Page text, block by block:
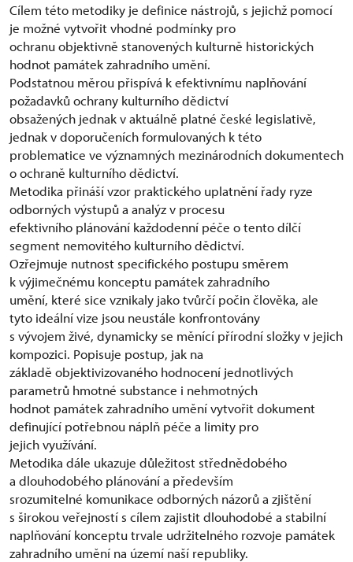
Cílem této metodiky je definice nástrojů, s jejichž pomocí
je možné vytvořit vhodné podmínky pro
ochranu objektivně stanovených kulturně historických
hodnot památek zahradního umění.
Podstatnou měrou přispívá k efektivnímu naplňování
požadavků ochrany kulturního dědictví
obsažených jednak v aktuálně platné české legislativě,
jednak v doporučeních formulovaných k této
problematice ve významných mezinárodních dokumentech
o ochraně kulturního dědictví.
Metodika přináší vzor praktického uplatnění řady ryze
odborných výstupů a analýz v procesu
efektivního plánování každodenní péče o tento dílčí
segment nemovitého kulturního dědictví.
Ozřejmuje nutnost specifického postupu směrem
k výjimečnému konceptu památek zahradního
umění, které sice vznikaly jako tvůrčí počin člověka, ale
tyto ideální vize jsou neustále konfrontovány
s vývojem živé, dynamicky se měnící přírodní složky v jejich
kompozici. Popisuje postup, jak na
základě objektivizovaného hodnocení jednotlivých
parametrů hmotné substance i nehmotných
hodnot památek zahradního umění vytvořit dokument
definující potřebnou náplň péče a limity pro
jejich využívání.
Metodika dále ukazuje důležitost střednědobého
a dlouhodobého plánování a především
srozumitelné komunikace odborných názorů a zjištění
s širokou veřejností s cílem zajistit dlouhodobé a stabilní
naplňování konceptu trvale udržitelného rozvoje památek
zahradního umění na území naší republiky.